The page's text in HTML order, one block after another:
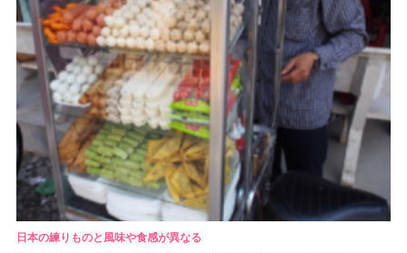
日本の練りものと風味や食感が異なる